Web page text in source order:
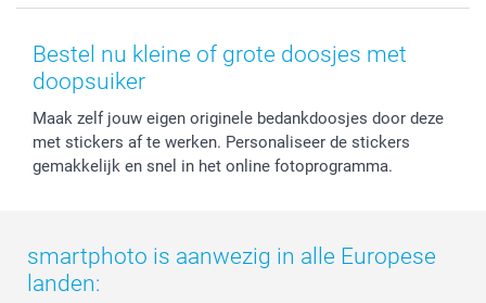
Herroepingsrecht
Privacy
Reviews
Prijslijst
Mijn orderstatus
smartbonus
service@smartphoto.nl
Affiliate partnerprogramma
Baby
Moederdag
Huwelijk
Bestel nu kleine of grote doosjes met
doopsuiker
Maak zelf jouw eigen originele bedankdoosjes door deze
met stickers af te werken. Personaliseer de stickers
gemakkelijk en snel in het online fotoprogramma.
smartphoto is aanwezig in alle Europese
landen: